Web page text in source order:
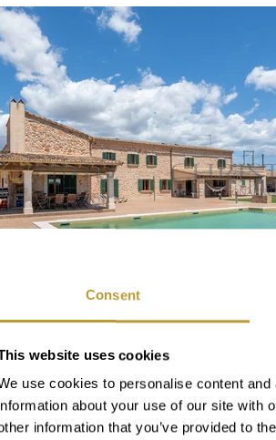
Consent
website uses cookies
use cookies to personalise content
about your use of our site with
information that you’ve provided to
VON SANTANYI
weitere Fotos